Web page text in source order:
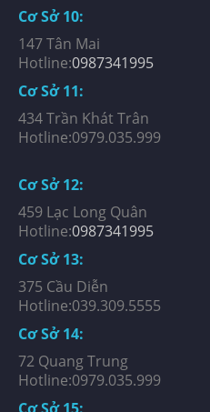
Cơ Sở 10:
147 Tân Mai
Hotline:0987341995
Cơ Sở 11:
434 Trần Khát Trân
Hotline:0979.035.999
Cơ Sở 12:
459 Lạc Long Quân
Hotline:0987341995
Cơ Sở 13:
375 Cầu Diễn
Hotline:039.309.5555
Cơ Sở 14:
72 Quang Trung
Hotline:0979.035.999